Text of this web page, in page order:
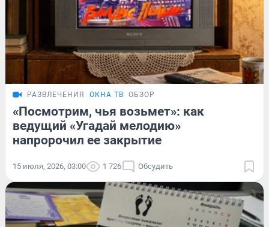
РАЗВЛЕЧЕНИЯ ОКНА ТВ ОБЗОР
«Посмотрим, чья возьмет»: как
ведущий «Угадай мелодию»
напророчил ее закрытие
15 июля, 2026, 03:00 1 726 Обсудить